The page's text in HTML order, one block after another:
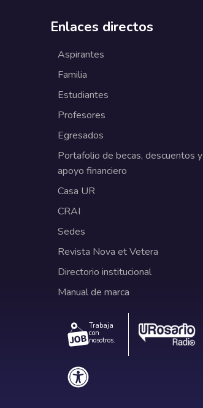
Enlaces directos
Aspirantes
Familia
Estudiantes
Profesores
Egresados
Portafolio de becas, descuentos y
apoyo financiero
Casa UR
CRAI
Sedes
Revista Nova et Vetera
Directorio institucional
Manual de marca
Trabaja
con
nosotros.